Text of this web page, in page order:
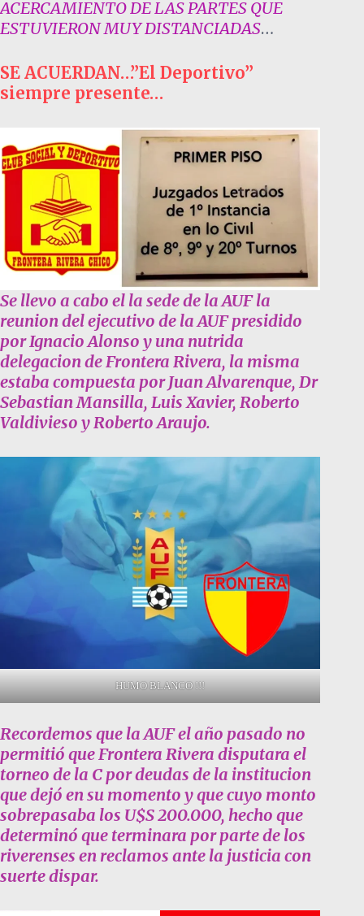
ACERCAMIENTO DE LAS PARTES QUE
ESTUVIERON MUY DISTANCIADAS…
SE ACUERDAN…”El Deportivo”
siempre presente…
Se llevo a cabo el la sede de la AUF la
reunion del ejecutivo de la AUF presidido
por Ignacio Alonso y una nutrida
delegacion de Frontera Rivera, la misma
estaba compuesta por Juan Alvarenque, Dr
Sebastian Mansilla, Luis Xavier, Roberto
Valdivieso y Roberto Araujo.
HUMO BLANCO !!!
Recordemos que la AUF el año pasado no
permitió que Frontera Rivera disputara el
torneo de la C por deudas de la institucion
que dejó en su momento y que cuyo monto
sobrepasaba los U$S 200.000, hecho que
determinó que terminara por parte de los
riverenses en reclamos ante la justicia con
suerte dispar.